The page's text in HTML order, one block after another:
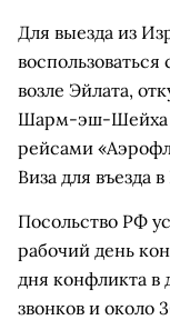
Для выезда из
возле Эйлата,
Шарм-эш-Шейха
рейсами
Виза для въезда
Посольство РФ
рабочий день
дня конфликта в
звонков и около